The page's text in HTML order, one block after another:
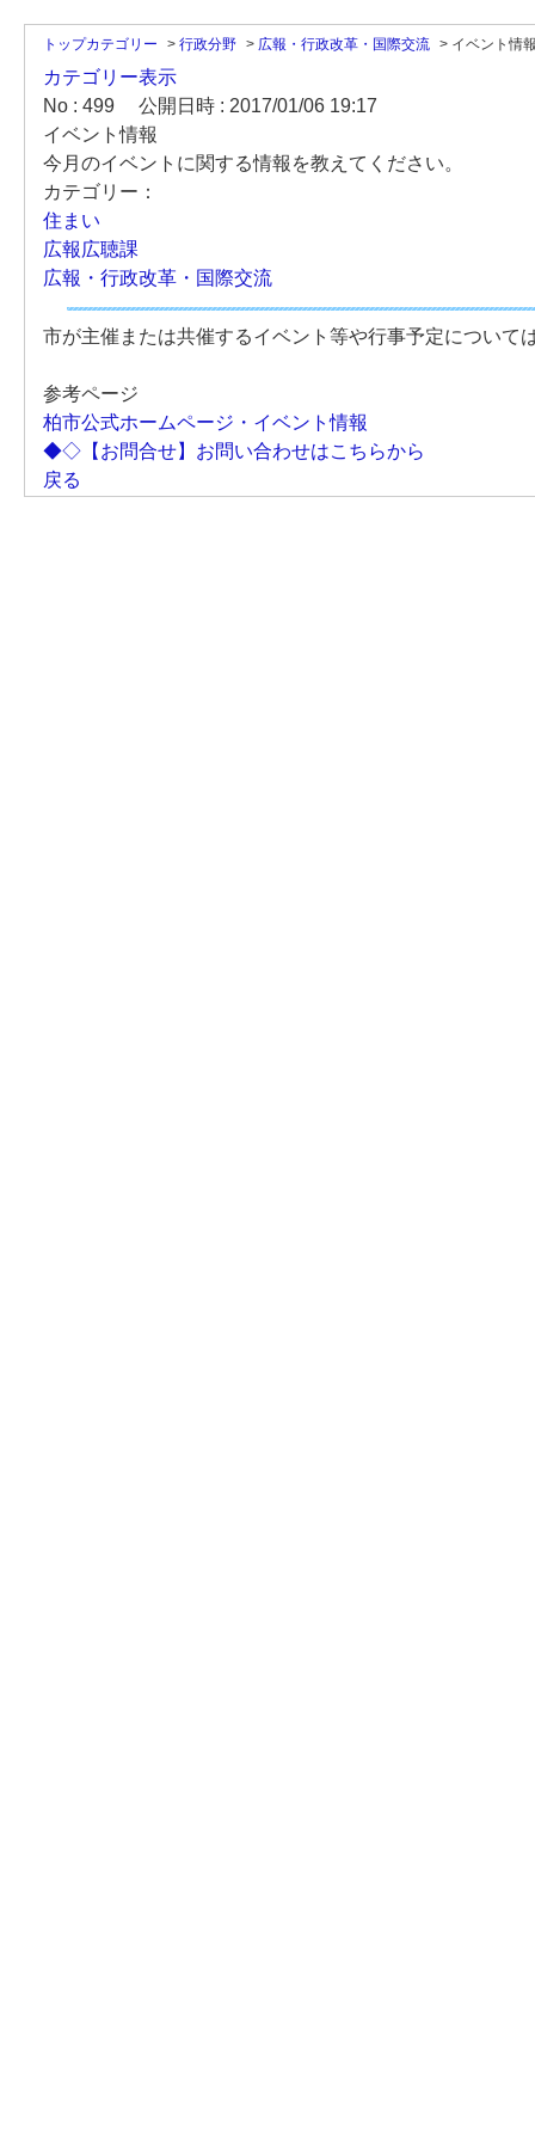
トップカテゴリー > 行政分野 > 広報・行政改革・国際交流 > イベント情
カテゴリー表示
No : 499
公開日時 : 2017/01/06 19:17
イベント情報
今月のイベントに関する情報を教えてください。
カテゴリー：
住まい
広報広聴課
広報・行政改革・国際交流
市が主催または共催するイベント等や行事予定について
参考ページ
柏市公式ホームページ・イベント情報
◆◇【お問合せ】お問い合わせはこちらから
戻る